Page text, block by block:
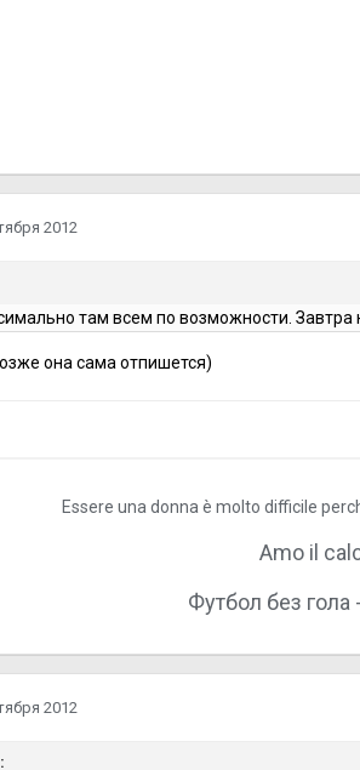
2012
там всем по возможности. Завтра
она сама отпишется)
Essere una donna è molto difficile
Amo il
Футбол без гола
2012